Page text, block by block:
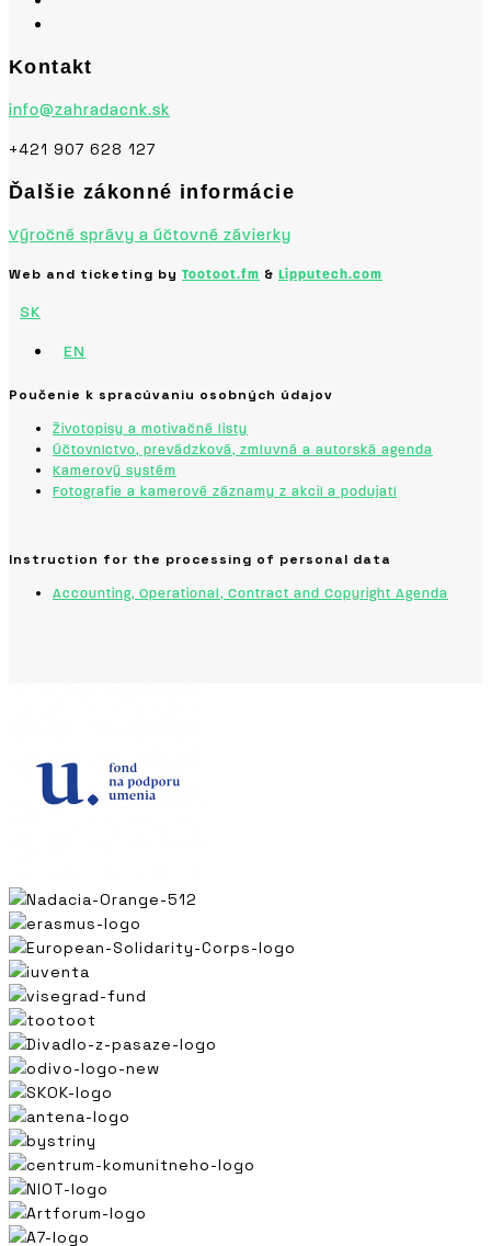
Kontakt
info@zahradacnk.sk
+421 907 628 127
Ďalšie zákonné informácie
Výročné správy a účtovné závierky
Web and ticketing by Tootoot.fm & Lipputech.com
SK
EN
Poučenie k spracúvaniu osobných údajov
Životopisy a motivačné listy
Účtovníctvo, prevádzková, zmluvná a autorská agenda
Kamerový systém
Fotografie a kamerové záznamy z akcií a podujatí
Instruction for the processing of personal data
Accounting, Operational, Contract and Copyright Agenda